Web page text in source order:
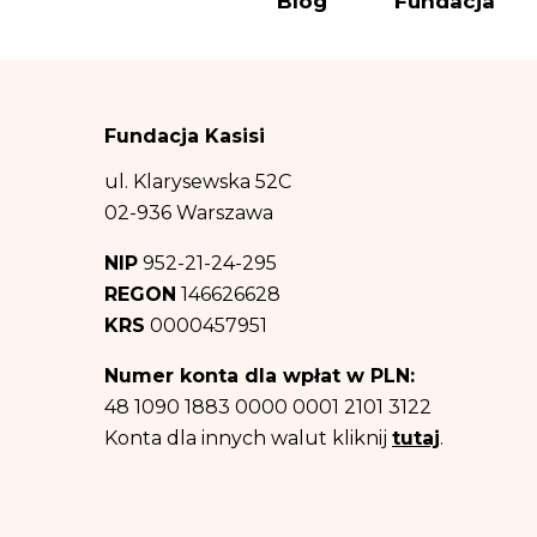
(polegający na
ww. celów – co
Odbiorcą
informacji na
prawa. Dane
Dane osobowe
informacji na
Posiadasz prawo
przetwarzania,
Posiadasz
razie uznania, iż
Fundacja Kasisi
ul. Klarysewska 52C
02-936 Warszawa
NIP 952-21-24-295
REGON 146626628
KRS 0000457951
Numer konta dla wpłat w PLN:
48 1090 1883 0000 0001 2101 3122
Konta dla innych walut kliknij tutaj.